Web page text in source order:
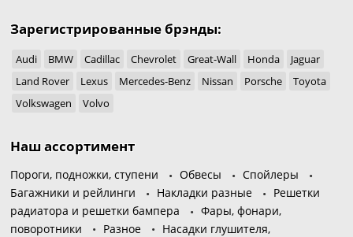
Зарегистрированные брэнды:
Audi BMW Cadillac Chevrolet Great-Wall Honda
Jaguar
Land Rover
Lexus Mercedes-Benz Nissan Porsche
Toyota
Volkswagen
Volvo
Наш ассортимент
Пороги, подножки, ступени Обвесы
Спойлеры
Багажники и рейлинги
Накладки разные
Решетки
радиатора и решетки бампера
Фары, фонари,
поворотники
Разное
Насадки глушителя,